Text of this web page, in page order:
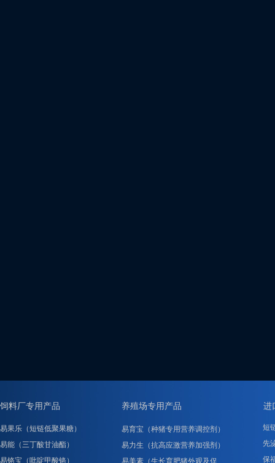
饲料厂专用产品 进
易果乐（短链低聚果糖）
易能（三丁酸甘油酯）
易铬宝（吡啶甲酸铬）
易育宝（种猪专用营养调控剂）
易力生（抗高应激营养加强剂）
易美素（生长育肥猪外观及促……
短
先
保
养殖场专用产品